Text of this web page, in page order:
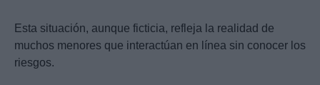
Esta situación, aunque ficticia, refleja la realidad de
muchos menores que interactúan en línea sin conocer los
riesgos.